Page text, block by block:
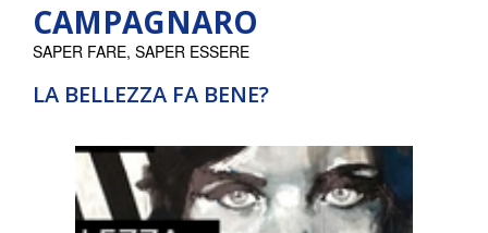
CAMPAGNARO
LA BELLEZZA FA BENE?
SAPER FARE, SAPER ESSERE